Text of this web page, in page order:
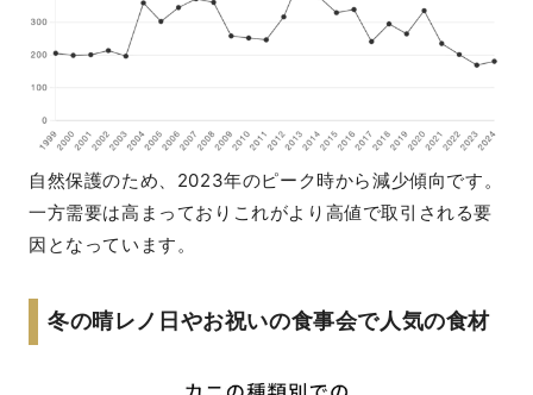
自然保護のため、2023年のピーク時から減少傾向です。
一方需要は高まっておりこれがより高値で取引される要
因となっています。
冬の晴レノ日やお祝いの食事会で人気の食材